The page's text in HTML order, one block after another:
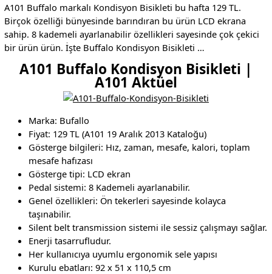
A101 Buffalo markalı Kondisyon Bisikleti bu hafta 129 TL.
Birçok özelliği bünyesinde barındıran bu ürün LCD ekrana
sahip. 8 kademeli ayarlanabilir özellikleri sayesinde çok çekici
bir ürün ürün. İşte Buffalo Kondisyon Bisikleti …
A101 Buffalo Kondisyon Bisikleti |
A101 Aktüel
Marka: Bufallo
Fiyat: 129 TL (A101 19 Aralık 2013 Kataloğu)
Gösterge bilgileri: Hız, zaman, mesafe, kalori, toplam
mesafe hafızası
Gösterge tipi: LCD ekran
Pedal sistemi: 8 Kademeli ayarlanabilir.
Genel özellikleri: Ön tekerleri sayesinde kolayca
taşınabilir.
Silent belt transmission sistemi ile sessiz çalışmayı sağlar.
Enerji tasarrufludur.
Her kullanıcıya uyumlu ergonomik sele yapısı
Kurulu ebatları: 92 x 51 x 110,5 cm